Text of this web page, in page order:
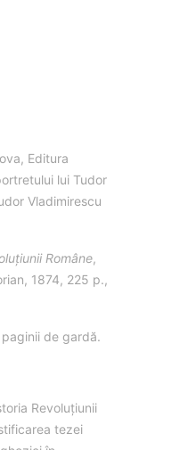
Editura
lui Tudor
Vladimirescu
Române,
1874, 225 p.,
de gardă.
Revoluţiunii
tezei